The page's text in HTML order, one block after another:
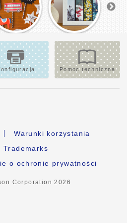
Pomoc techniczna
Warunki korzystania
Trademarks
o ochronie prywatności
Corporation2026